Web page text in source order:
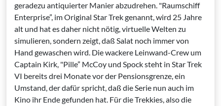
geradezu antiquierter Manier abzudrehen. "Raumschiff
Enterprise”, im Original Star Trek genannt, wird 25 Jahre
alt und hat es daher nicht nötig, virtuelle Welten zu
simulieren, sondern zeigt, daß Salat noch immer von
Hand gewaschen wird. Die wackere Leinwand-Crew um
Captain Kirk, "Pille” McCoy und Spock steht in Star Trek
VI bereits drei Monate vor der Pensionsgrenze, ein
Umstand, der dafür spricht, daß die Serie nun auch im
Kino ihr Ende gefunden hat. Für die Trekkies, also die